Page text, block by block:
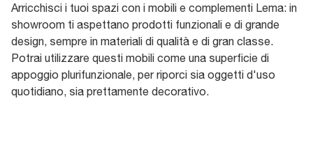
Arricchisci i tuoi spazi con i mobili e complementi Lema: in
showroom ti aspettano prodotti funzionali e di grande
design, sempre in materiali di qualità e di gran classe.
Potrai utilizzare questi mobili come una superficie di
appoggio plurifunzionale, per riporci sia oggetti d'uso
quotidiano, sia prettamente decorativo.